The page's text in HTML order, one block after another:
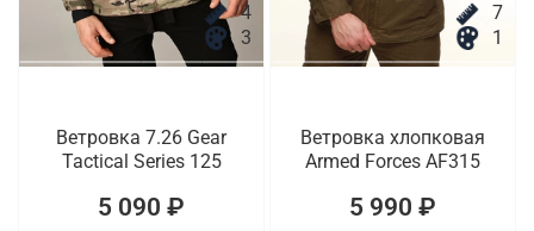
4
3
Ветровка 7.26 Gear
Tactical Series 125
5 090 ₽
7
1
Ветровка хлопковая
Armed Forces AF315
5 990 ₽